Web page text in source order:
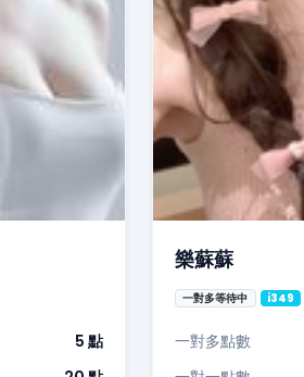
5 點
樂蘇蘇
一對多等待中 i349
一對多點數